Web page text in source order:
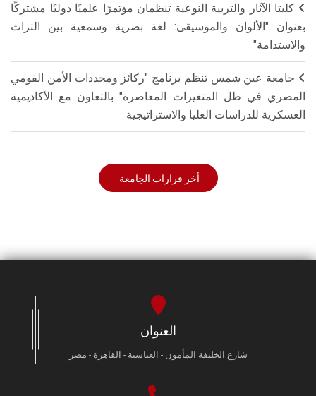
كليتا الآثار والتربية النوعية تنظمان مؤتمرًا علميًا دوليًا مشتركًا
بعنوان "الألوان والموسيقى: لغة بصرية وسمعية بين التراث
والاستدامة"
جامعة عين شمس تنظم برنامج "ركائز ومحددات الأمن القومي
المصري في ظل المتغيرات المعاصرة" بالتعاون مع الأكاديمية
العسكرية للدراسات العليا والاستراتيجية
أخر قرارات الجامعة
العنوان
شارع الخليفة المأمون - العباسية - القاهرة - مصر